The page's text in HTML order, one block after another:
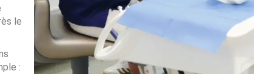
le
: